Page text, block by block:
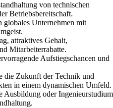
von technischen
Betriebsbereitschaft.
globales Unternehmen mit
attraktives Gehalt,
Mitarbeiterrabatte.
Aufstiegschancen und
die Zukunft der Technik und
in einem dynamischen Umfeld.
Ausbildung oder Ingenieurstudium